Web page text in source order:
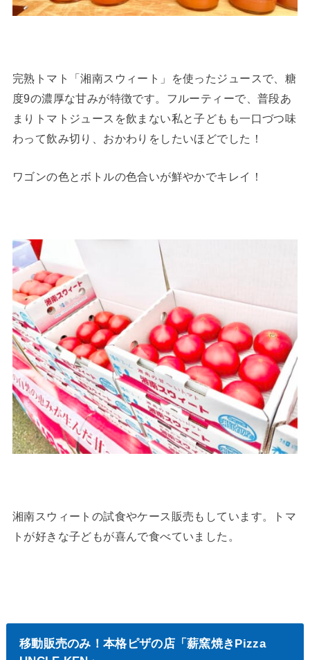
完熟トマト「湘南スウィート」を使ったジュースで、糖
度9の濃厚な甘みが特徴です。フルーティーで、普段あ
まりトマトジュースを飲まない私と子どもも一口づつ味
わって飲み切り、おかわりをしたいほどでした！
ワゴンの色とボトルの色合いが鮮やかでキレイ！
湘南スウィートの試食やケース販売もしています。トマ
トが好きな子どもが喜んで食べていました。
移動販売のみ！本格ピザの店「薪窯焼きPizza